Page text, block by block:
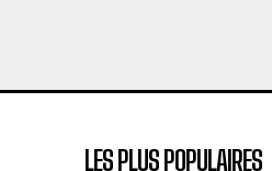
LES PLUS POPULAIRES